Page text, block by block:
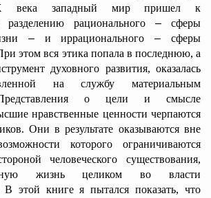
века западный мир пришел к
разделению рационального – сферы
–и иррационального– сферы
этом вся этика попала в последнюю, а
духовного развития, оказалась
на службу материальным
Представления о цели и смысле
нравственные ценности черпаются
Они в результате оказываются вне
которого ограничиваются
человеческого существования,
жизнь целиком во власти
В этой книге я пытался показать, что